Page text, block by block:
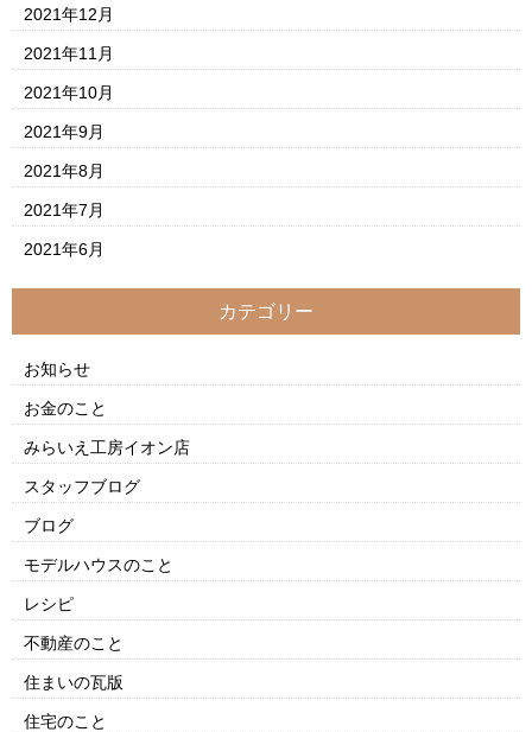
2021年12月
2021年11月
2021年10月
2021年9月
2021年8月
2021年7月
2021年6月
カテゴリー
お知らせ
お金のこと
みらいえ工房イオン店
スタッフブログ
ブログ
モデルハウスのこと
レシピ
不動産のこと
住まいの瓦版
住宅のこと